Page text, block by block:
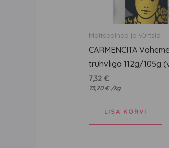
Maitseained ja vürtsid
CARMENCITA
trühvliga 112g/105g
7,32 €
73,20 € /kg
LISA KORVI